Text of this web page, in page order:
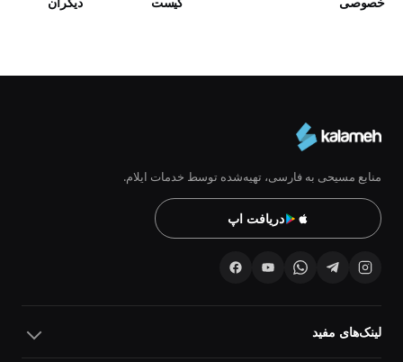
منابع مسیحی به فارسی، تهیه‌شده توسط خدمات ایلام.
دریافت اپ
لینک‌های مفید